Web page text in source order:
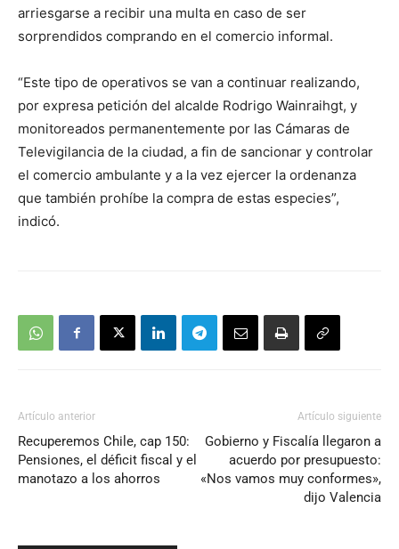
arriesgarse a recibir una multa en caso de ser
sorprendidos comprando en el comercio informal.
“Este tipo de operativos se van a continuar realizando,
por expresa petición del alcalde Rodrigo Wainraihgt, y
monitoreados permanentemente por las Cámaras de
Televigilancia de la ciudad, a fin de sancionar y controlar
el comercio ambulante y a la vez ejercer la ordenanza
que también prohíbe la compra de estas especies”,
indicó.
Artículo anterior
Recuperemos Chile, cap 150:
Pensiones, el déficit fiscal y el
manotazo a los ahorros
Artículo siguiente
Gobierno y Fiscalía llegaron a
acuerdo por presupuesto:
«Nos vamos muy conformes»,
dijo Valencia